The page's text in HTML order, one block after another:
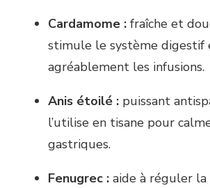
Cardamome : fraîche et
stimule le système digestif
agréablement les infusions.
Anis étoilé : puissant
l’utilise en tisane pour
gastriques.
Fenugrec : aide à réguler